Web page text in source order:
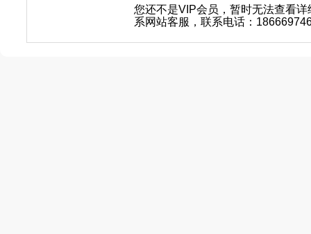
您还不是VIP会员，暂时无法查看
系网站客服，联系电话：